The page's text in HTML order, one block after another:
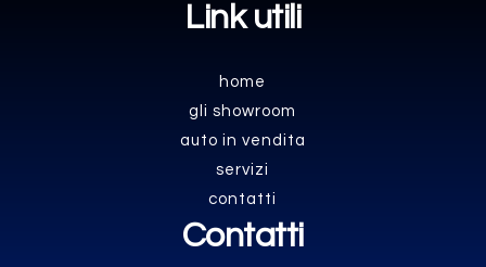
Link utili
home
gli showroom
auto in vendita
servizi
contatti
Contatti